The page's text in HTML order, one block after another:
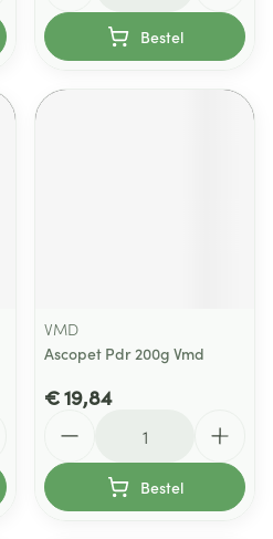
Bestel
VMD
Ascopet Pdr 200g Vmd
€ 19,84
Bestel